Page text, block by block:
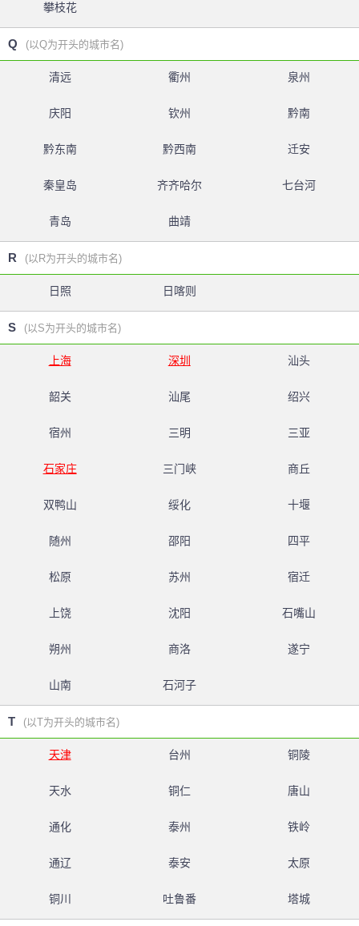
攀枝花
Q (以Q为开头的城市名)
清远 衢州 泉州
庆阳 钦州 黔南
黔东南 黔西南 迁安
秦皇岛 齐齐哈尔 七台河
青岛 曲靖
R (以R为开头的城市名)
日照 日喀则
S (以S为开头的城市名)
上海 深圳 汕头
韶关 汕尾 绍兴
宿州 三明 三亚
石家庄 三门峡 商丘
双鸭山 绥化 十堰
随州 邵阳 四平
松原 苏州 宿迁
上饶 沈阳 石嘴山
朔州 商洛 遂宁
山南 石河子
T (以T为开头的城市名)
天津 台州 铜陵
天水 铜仁 唐山
通化 泰州 铁岭
通辽 泰安 太原
铜川 吐鲁番 塔城